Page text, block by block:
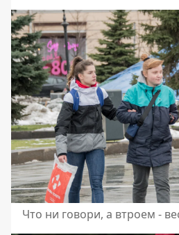
Что ни говори, а втроем -